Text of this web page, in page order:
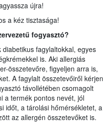
újra!
a kéz tisztasága!
fogyasztó?
fagylaltokkal, egyes
is. Aki allergiás
összetevőre, figyeljen arra is,
A fagylalt összetevőiről kérjen
távollétében csomagolt
a termék pontos nevét, jól
időt, a tárolási hőmérsékletet, a
az allergén összetevőket is.